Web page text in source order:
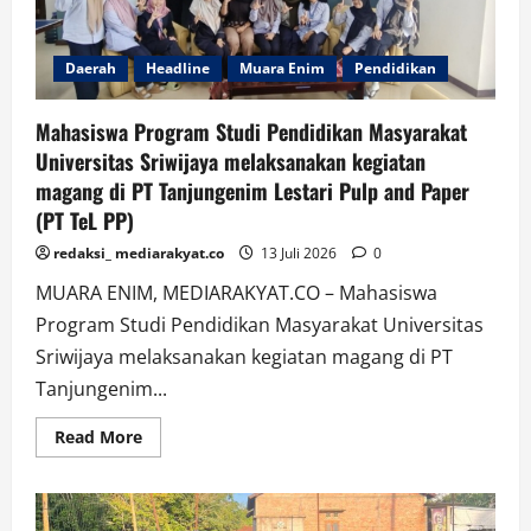
Daerah Headline Muara Enim Pendidikan
Mahasiswa Program Studi Pendidikan Masyarakat
Universitas Sriwijaya melaksanakan kegiatan
magang di PT Tanjungenim Lestari Pulp and Paper
(PT TeL PP)
redaksi_ mediarakyat.co 13 Juli 2026 0
MUARA ENIM, MEDIARAKYAT.CO – Mahasiswa
Program Studi Pendidikan Masyarakat Universitas
Sriwijaya melaksanakan kegiatan magang di PT
Tanjungenim...
Read MoreRead
more
Program
Studi